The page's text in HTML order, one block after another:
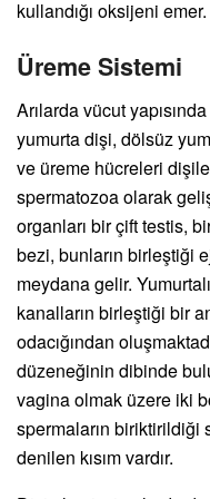
kullandığı oksijeni emer.
Üreme Sistemi
Arılarda vücut
yumurta dişi, dölsüz
ve üreme hücreleri
spermatozoa olarak
organları bir çift testis,
bezi, bunların birleştiği
meydana gelir.
kanalların birleştiği bir
odacığından
düzeneğinin dibinde
vagina olmak üzere iki
spermaların biriktirildiği
denilen kısım vardır.